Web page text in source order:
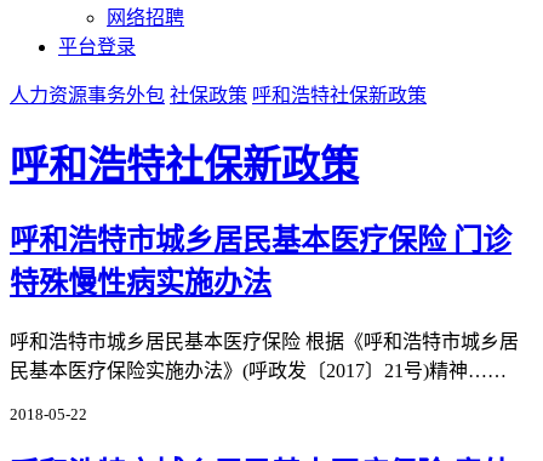
网络招聘
平台登录
人力资源事务外包 社保政策 呼和浩特社保新政策
呼和浩特社保新政策
呼和浩特市城乡居民基本医疗保险 门诊
特殊慢性病实施办法
呼和浩特市城乡居民基本医疗保险 根据《呼和浩特市城乡居
民基本医疗保险实施办法》(呼政发〔2017〕21号)精神……
2018-05-22